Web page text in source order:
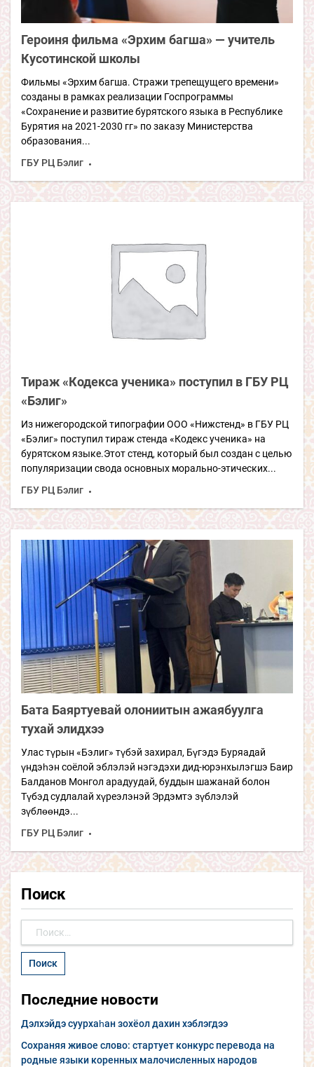
Героиня фильма «Эрхим багша» — учитель
Кусотинской школы
Фильмы «Эрхим багша. Стражи трепещущего времени»
созданы в рамках реализации Госпрограммы
«Сохранение и развитие бурятского языка в Республике
Бурятия на 2021-2030 гг» по заказу Министерства
образования...
ГБУ РЦ Бэлиг
Тираж «Кодекса ученика» поступил в ГБУ РЦ
«Бэлиг»
Из нижегородской типографии ООО «Нижстенд» в ГБУ РЦ
«Бэлиг» поступил тираж стенда «Кодекс ученика» на
бурятском языке.Этот стенд, который был создан с целью
популяризации свода основных морально-этических...
ГБУ РЦ Бэлиг
Бата Баяртуевай олониитын ажаябуулга
тухай элидхээ
Улас түрын «Бэлиг» түбэй захирал, Бүгэдэ Буряадай
үндэһэн соёлой эблэлэй нэгэдэхи дид-юрэнхылэгшэ Баир
Балданов Монгол арадуудай, буддын шажанай болон
Түбэд судлалай хүреэлэнэй Эрдэмтэ зүблэлэй
зүблөөндэ...
ГБУ РЦ Бэлиг
Поиск
Последние новости
Дэлхэйдэ суурхаһан зохёол дахин хэблэгдээ
Сохраняя живое слово: стартует конкурс перевода на
родные языки коренных малочисленных народов